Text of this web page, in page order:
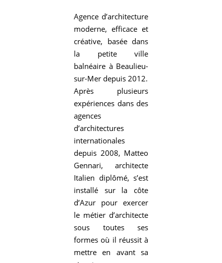
Agence d’architecture
moderne, efficace et
créative, basée dans
la petite ville
balnéaire à Beaulieu-
sur-Mer depuis 2012.
Après plusieurs
expériences dans des
agences
d’architectures
internationales
depuis 2008, Matteo
Gennari, architecte
Italien diplômé, s’est
installé sur la côte
d’Azur pour exercer
le métier d’architecte
sous toutes ses
formes où il réussit à
mettre en avant sa